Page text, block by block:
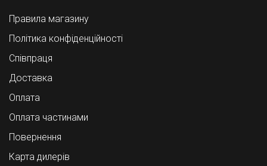
Правила магазину
Політика конфіденційності
Співпраця
Доставка
Оплата
Оплата частинами
Повернення
Карта дилерів